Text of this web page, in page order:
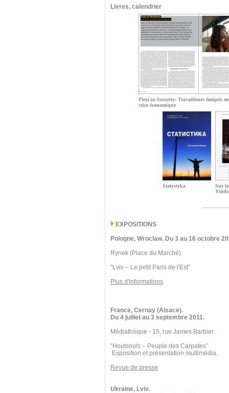
Livres, calendrier
Flexi-in-Security: Travailleurs émigrés
crise économique
Statystyka
Sur
EXPOSITIONS
Pologne, Wroclaw. Du 3 au 16 octobre
Rynek (Place du Marché)
“Lviv – Le petit Paris de l'Est”
Plus d'informations
France, Cernay (Alsace).
Du 4 juillet au 3 septembre 2011.
Médiathèque - 15, rue James Barbier.
“Houtsouls – Peuple des Carpates”
Exposition et présentation multimédia.
Revue de presse
Ukraine, Lviv.